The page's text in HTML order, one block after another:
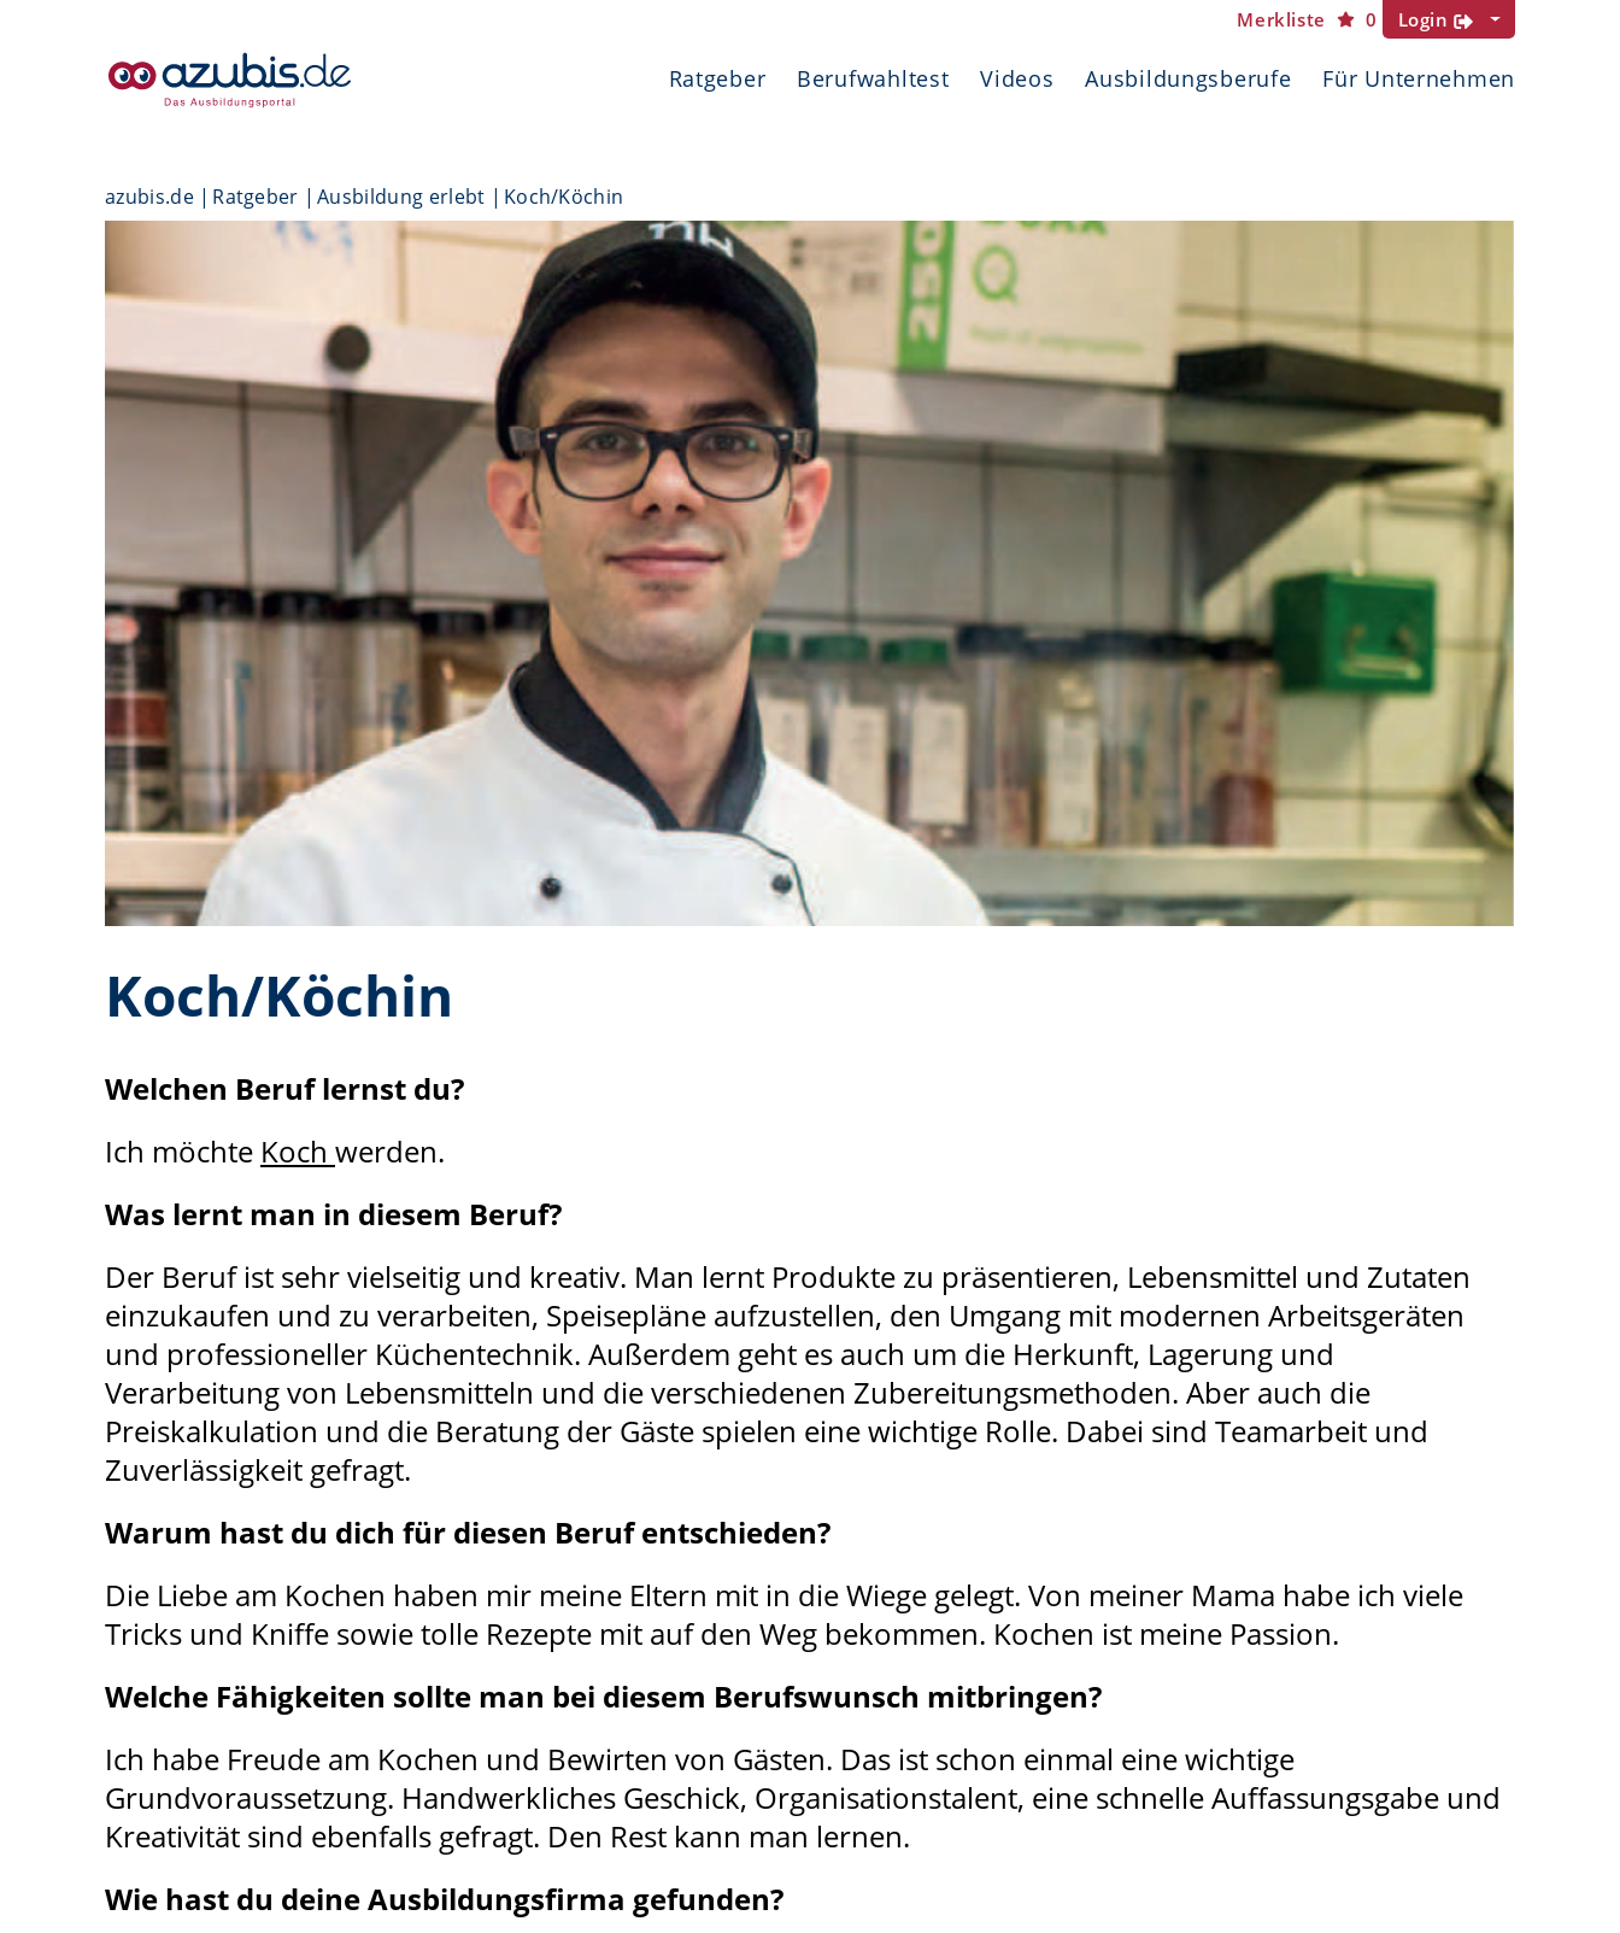
Merkliste 0 Login
Ratgeber Berufwahltest Videos Ausbildungsberufe Für Unternehmen
azubis.de Ratgeber Ausbildung erlebt Koch/Köchin
Koch/Köchin
Welchen Beruf lernst du?
Ich möchte Koch werden.
Was lernt man in diesem Beruf?
Der Beruf ist sehr vielseitig und kreativ. Man lernt Produkte zu präsentieren, Lebensmittel und Zutaten
einzukaufen und zu verarbeiten, Speisepläne aufzustellen, den Umgang mit modernen Arbeitsgeräten
und professioneller Küchentechnik. Außerdem geht es auch um die Herkunft, Lagerung und
Verarbeitung von Lebensmitteln und die verschiedenen Zubereitungsmethoden. Aber auch die
Preiskalkulation und die Beratung der Gäste spielen eine wichtige Rolle. Dabei sind Teamarbeit und
Zuverlässigkeit gefragt.
Warum hast du dich für diesen Beruf entschieden?
Die Liebe am Kochen haben mir meine Eltern mit in die Wiege gelegt. Von meiner Mama habe ich viele
Tricks und Kniffe sowie tolle Rezepte mit auf den Weg bekommen. Kochen ist meine Passion.
Welche Fähigkeiten sollte man bei diesem Berufswunsch mitbringen?
Ich habe Freude am Kochen und Bewirten von Gästen. Das ist schon einmal eine wichtige
Grundvoraussetzung. Handwerkliches Geschick, Organisationstalent, eine schnelle Auffassungsgabe und
Kreativität sind ebenfalls gefragt. Den Rest kann man lernen.
Wie hast du deine Ausbildungsfirma gefunden?